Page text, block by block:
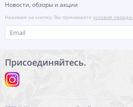
Новости, обзоры и акции
Нажимая на кнопку, Вы принимаете условия
Присоединяйтесь.